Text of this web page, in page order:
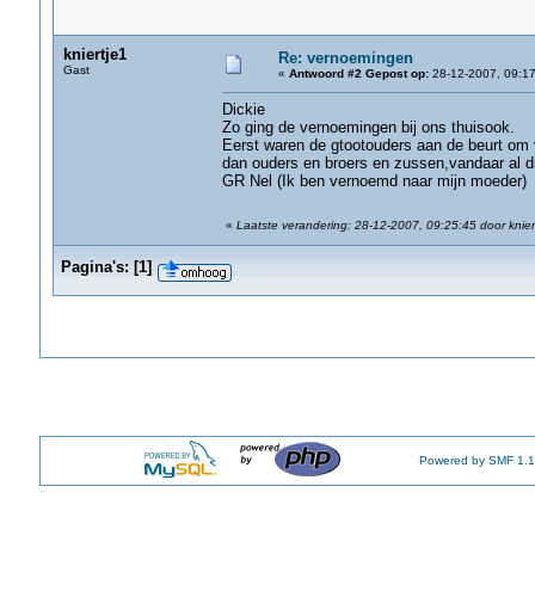
kniertje1
Gast
Re: vernoemingen
« Antwoord #2 Gepost op:28-12-2007,
Dickie
Zo ging de vernoemingen bij ons thuisook.
Eerst waren de gtootouders aan de beurt
dan ouders en broers en zussen,vandaar al
GR Nel (Ik ben vernoemd naar mijn moeder)
« Laatste verandering: 28-12-2007, 09:25:45 door
Pagina's: [1]
Powered by SMF